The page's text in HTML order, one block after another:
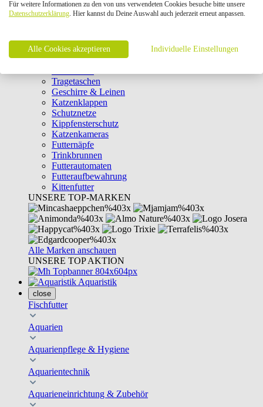
Intelligenzspielzeug
Laserpointer & Elektrospielzeug
Clicker & Target Sticks für Katzen
Weiteres Katzenspielzeug
Transportboxen
Tragetaschen
Geschirre & Leinen
Katzenklappen
Schutznetze
Kippfensterschutz
Katzenkameras
Futternäpfe
Trinkbrunnen
Futterautomaten
Futteraufbewahrung
Kittenfutter
UNSERE TOP-MARKEN
Alle Marken anschauen
UNSERE TOP AKTION
Aquaristik
close
Fischfutter
Aquarien
Aquarienpflege & Hygiene
Aquarientechnik
Aquarieneinrichtung & Zubehör
Für weitere Informationen zu den von uns verwendeten Cookies besuche bitte unsere
Datenschutzerklärung. Hier kannst du Deine Auswahl auch jederzeit erneut anpassen.
Alle Cookies akzeptieren Individuelle Einstellungen